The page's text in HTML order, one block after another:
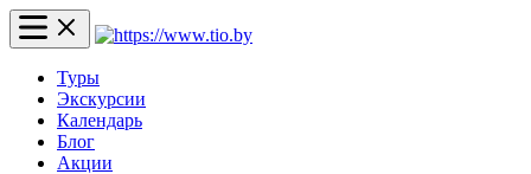
Туры
Экскурсии
Календарь
Блог
Акции